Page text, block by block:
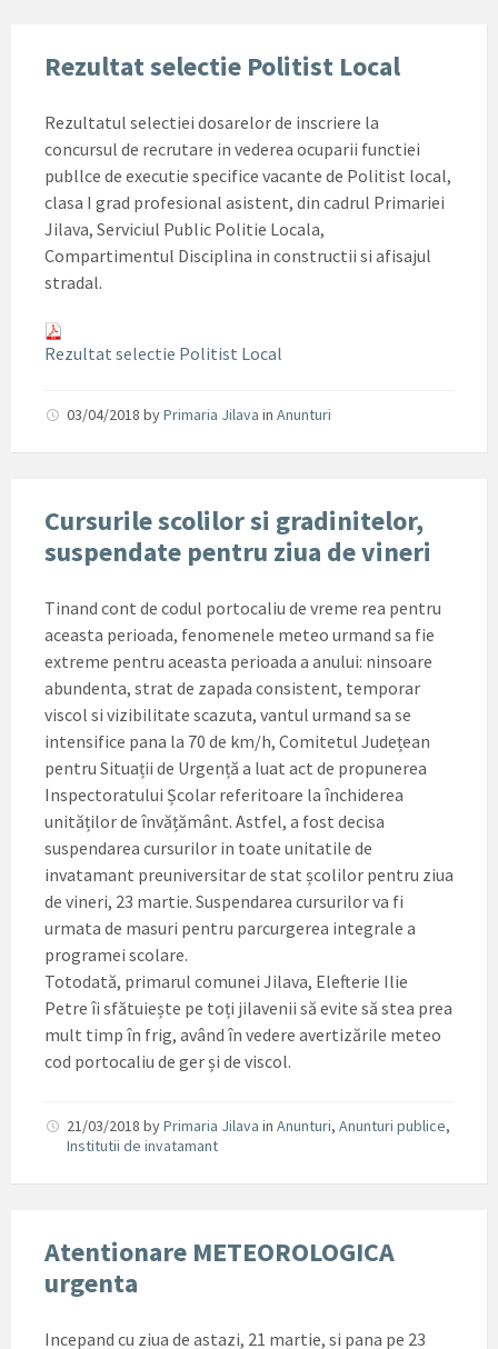
Rezultat selectie Politist Local
Rezultatul selectiei dosarelor de inscriere la
concursul de recrutare in vederea ocuparii functiei
publlce de executie specifice vacante de Politist local,
clasa I grad profesional asistent, din cadrul Primariei
Jilava, Serviciul Public Politie Locala,
Compartimentul Disciplina in constructii si afisajul
stradal.
Rezultat selectie Politist Local
03/04/2018 byPrimaria Jilava in Anunturi
Cursurile scolilor si gradinitelor,
suspendate pentru ziua de vineri
Tinand cont de codul portocaliu de vreme rea pentru
aceasta perioada, fenomenele meteo urmand sa fie
extreme pentru aceasta perioada a anului: ninsoare
abundenta, strat de zapada consistent, temporar
viscol si vizibilitate scazuta, vantul urmand sa se
intensifice pana la 70 de km/h, Comitetul Județean
pentru Situații de Urgență a luat act de propunerea
Inspectoratului Școlar referitoare la închiderea
unităților de învățământ. Astfel, a fost decisa
suspendarea cursurilor in toate unitatile de
invatamant preuniversitar de stat școlilor pentru ziua
de vineri, 23 martie. Suspendarea cursurilor va fi
urmata de masuri pentru parcurgerea integrale a
programei scolare.
Totodată, primarul comunei Jilava, Elefterie Ilie
Petre îi sfătuiește pe toți jilavenii să evite să stea prea
mult timp în frig, având în vedere avertizările meteo
cod portocaliu de ger și de viscol.
21/03/2018 byPrimaria Jilava in Anunturi, Anunturi publice,
Institutii de invatamant
Atentionare METEOROLOGICA
urgenta
Incepand cu ziua de astazi, 21 martie, si pana pe 23